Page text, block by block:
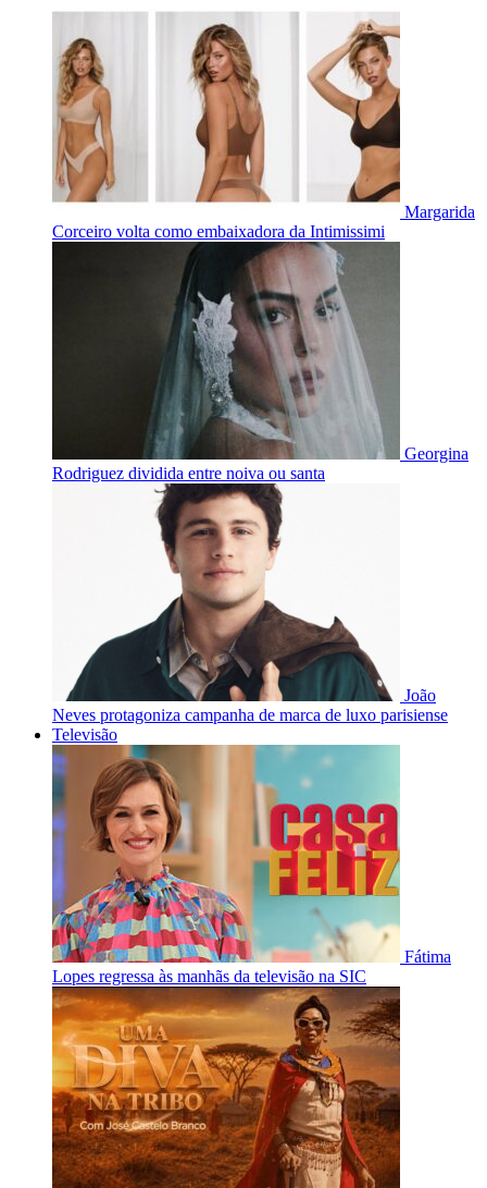
Margarida
Corceiro volta como embaixadora da Intimissimi
Georgina
Rodriguez dividida entre noiva ou santa
João
Neves protagoniza campanha de marca de luxo parisiense
Televisão
Fátima
Lopes regressa às manhãs da televisão na SIC